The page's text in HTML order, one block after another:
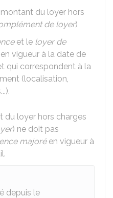
du loyer hors
de loyer)
et le loyer de
vigueur à la date de
qui correspondent à la
(localisation,
du loyer hors charges
) ne doit pas
majoréen vigueur à
depuis le